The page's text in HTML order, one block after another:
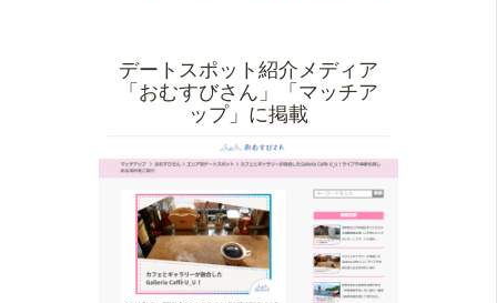
デートスポット紹介メディア
「おむすびさん」「マッチア
ップ」に掲載